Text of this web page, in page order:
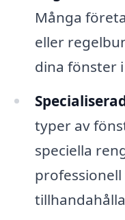
Många
eller
dina fönster
typer av
speciella